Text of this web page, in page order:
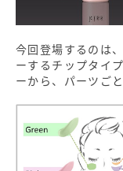
今回登場するのは
ーするチップタイ
ーから、パーツご